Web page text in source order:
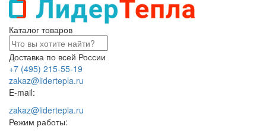
Каталог товаров
Доставка по всей России
+7 (495) 215-55-19
zakaz@lidertepla.ru
E-mail:
zakaz@lidertepla.ru
Режим работы: